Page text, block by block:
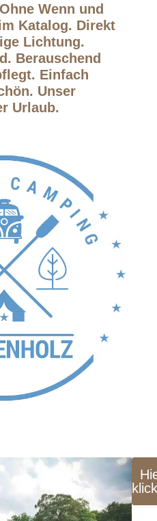
Wenn und
Katalog. Direkt
Lichtung.
Berauschend
Einfach
Unser
Urlaub.